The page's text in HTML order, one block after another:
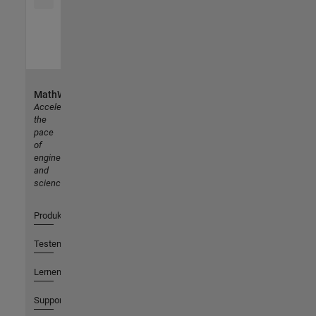
MathWorks
Accelerating
the
pace
of
engineering
and
science
Produkte
Testen oder Kaufen
Lernen
Support